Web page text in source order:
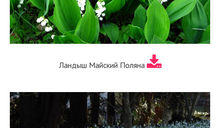
Ландыш Майский Поляна